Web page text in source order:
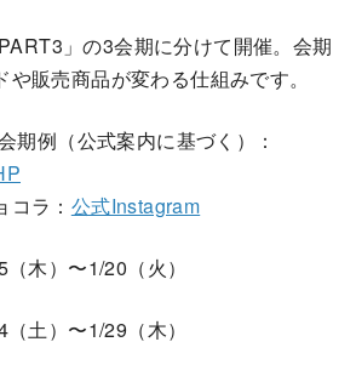
」の3会期に分けて開催。会期
販売商品が変わる仕組みです。
期例（公式案内に基づく）：
ラ： 公式Instagram
木）〜1/20（火）
土）〜1/29（木）